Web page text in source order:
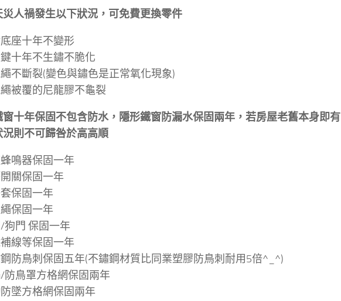
災人禍發生以下狀況，可免費更換零件
座十年不變形
十年不生鏽不脆化
不斷裂(變色與鏽色是正常氧化現象)
被覆的尼龍膠不龜裂
窗十年保固不包含防水，隱形鐵窗防漏水保固兩年，若房屋老舊本身即有
況則不可歸咎於高高順
鳴器保固一年
關保固一年
保固一年
保固一年
門 保固一年
線等保固一年
防鳥刺保固五年(不鏽鋼材質比同業塑膠防鳥刺耐用5倍^_^)
鳥罩方格網保固兩年
墜方格網保固兩年